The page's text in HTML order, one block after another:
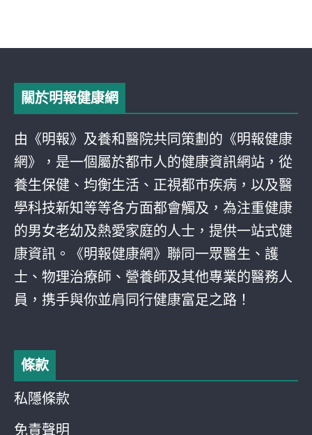
關於明報健康網
由《明報》及養和醫院共同策劃的《明報健康
網》，是一個屬於都巿人的健康資訊網站，從
養生保健、均衡生活、正視都巿疾病，以及醫
學科技新知等等各方面都會觸及，為注重健康
的男女老幼及熱愛家庭的人士，提供一站式健
康資訊。《明報健康網》聯同一眾醫生、護
士、物理治療師、營養師及其他專業的醫務人
員，携手與你並肩同行健康富足之路！
條款
私隱條款
免責聲明